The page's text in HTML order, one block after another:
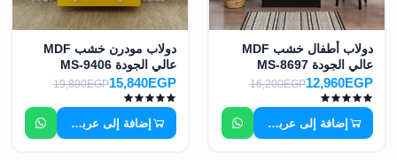
دولاب أطفال خشب MDF
عالي الجودة MS-8697
12,960EGP
16,200EGP
إضافة إلى عربة التسوق
دولاب مودرن خشب MDF
عالي الجودة MS-9406
15,840EGP
19,800EGP
إضافة إلى عربة التسوق